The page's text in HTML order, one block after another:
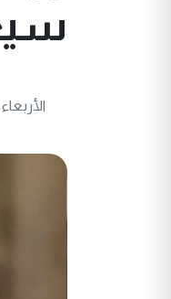
الأربعاء 04 حزيران 2025